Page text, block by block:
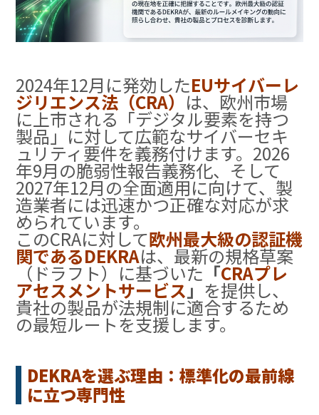
2024年12月に発効したEUサイバーレ
ジリエンス法（CRA）は、欧州市場
に上市される「デジタル要素を持つ
製品」に対して広範なサイバーセキ
ュリティ要件を義務付けます。2026
年9月の脆弱性報告義務化、そして
2027年12月の全面適用に向けて、製
造業者には迅速かつ正確な対応が求
められています。
このCRAに対して欧州最大級の認証機
関であるDEKRAは、最新の規格草案
（ドラフト）に基づいた「CRAプレ
アセスメントサービス」を提供し、
貴社の製品が法規制に適合するため
の最短ルートを支援します。
DEKRAを選ぶ理由：標準化の最前線
に立つ専門性